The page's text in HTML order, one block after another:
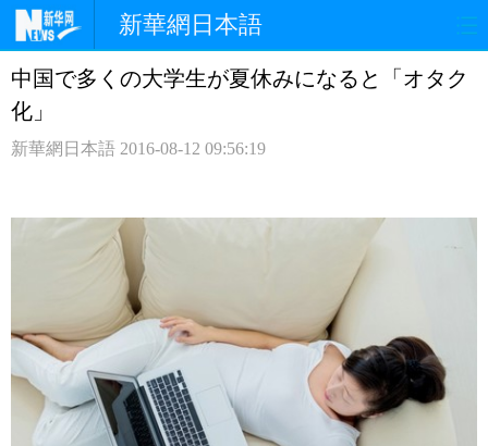
新華網日本語
ホームページ 政治 経済
中日対訳
中国で多くの大学生が夏休みになると「オタク
化」
新華網日本語 2016-08-12 09:56:19